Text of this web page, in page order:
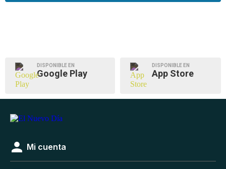
DISPONIBLE EN
Google Play
DISPONIBLE EN
App Store
Mi cuenta